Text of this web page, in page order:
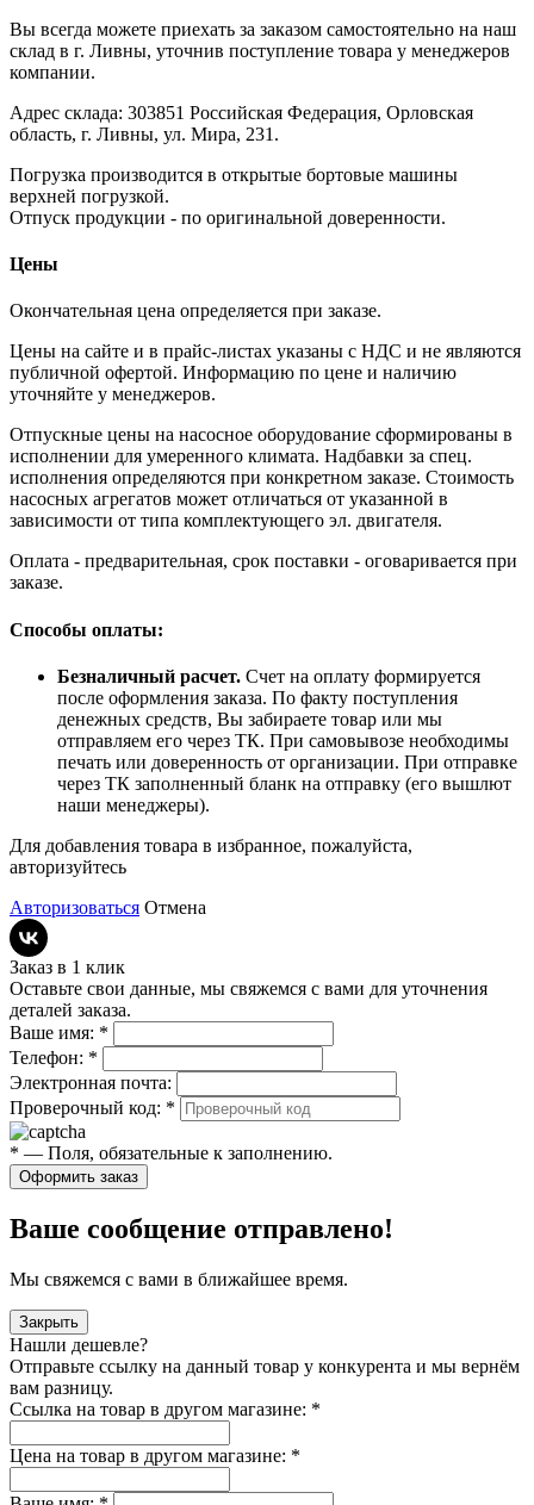
Вы всегда можете приехать за заказом самостоятельно на наш
склад в г. Ливны, уточнив поступление товара у менеджеров
компании.
Адрес склада: 303851 Российская Федерация, Орловская
область, г. Ливны, ул. Мира, 231.
Погрузка производится в открытые бортовые машины
верхней погрузкой.
Отпуск продукции - по оригинальной доверенности.
Цены
Окончательная цена определяется при заказе.
Цены на сайте и в прайс-листах указаны с НДС и не являются
публичной офертой. Информацию по цене и наличию
уточняйте у менеджеров.
Отпускные цены на насосное оборудование сформированы в
исполнении для умеренного климата. Надбавки за спец.
исполнения определяются при конкретном заказе. Стоимость
насосных агрегатов может отличаться от указанной в
зависимости от типа комплектующего эл. двигателя.
Оплата - предварительная, срок поставки - оговаривается при
заказе.
Способы оплаты:
Безналичный расчет. Счет на оплату формируется
после оформления заказа. По факту поступления
денежных средств, Вы забираете товар или мы
отправляем его через ТК. При самовывозе необходимы
печать или доверенность от организации. При отправке
через ТК заполненный бланк на отправку (его вышлют
наши менеджеры).
Для добавления товара в избранное, пожалуйста,
авторизуйтесь
Авторизоваться Отмена
Заказ в 1 клик
Оставьте свои данные, мы свяжемся с вами для уточнения
деталей заказа.
Ваше имя: *
Телефон: *
Электронная почта:
Проверочный код: *
* — Поля, обязательные к заполнению.
Оформить заказ
Ваше сообщение отправлено!
Мы свяжемся с вами в ближайшее время.
Закрыть
Нашли дешевле?
Отправьте ссылку на данный товар у конкурента и мы вернём
вам разницу.
Ссылка на товар в другом магазине: *
Цена на товар в другом магазине: *